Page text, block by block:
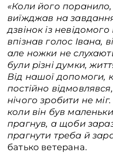
«Коли його
виїжджав на
дзвінок із
впізнав голос Івана,
але ножки не
були різні думки,
Від нашої допомоги,
постійно
нічого зробити не
коли він був
прагнув, а щоби
прагнути треба й
батько ветерана.